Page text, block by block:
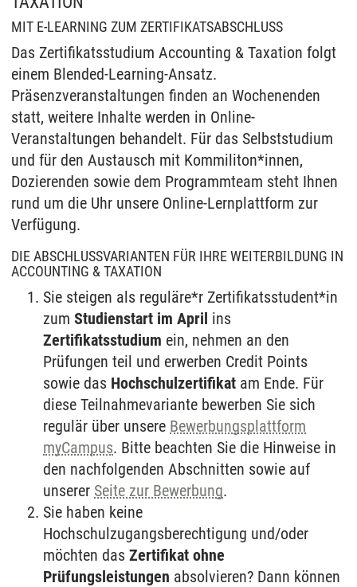
MIT E-LEARNING ZUM ZERTIFIKATSABSCHLUSS
Das Zertifikatsstudium Accounting & Taxation folgt
einem Blended-Learning-Ansatz.
Präsenzveranstaltungen finden an Wochenenden
statt, weitere Inhalte werden in Online-
Veranstaltungen behandelt. Für das Selbststudium
und für den Austausch mit Kommiliton*innen,
Dozierenden sowie dem Programmteam steht Ihnen
rund um die Uhr unsere Online-Lernplattform zur
Verfügung.
DIE ABSCHLUSSVARIANTEN FÜR IHRE WEITERBILDUNG IN
ACCOUNTING & TAXATION
Sie steigen als reguläre*r Zertifikatsstudent*in
zum Studienstart im April ins
Zertifikatsstudium ein, nehmen an den
Prüfungen teil und erwerben Credit Points
sowie das Hochschulzertifikat am Ende. Für
diese Teilnahmevariante bewerben Sie sich
regulär über unsere Bewerbungsplattform
myCampus. Bitte beachten Sie die Hinweise in
den nachfolgenden Abschnitten sowie auf
unserer Seite zur Bewerbung.
Sie haben keine
Hochschulzugangsberechtigung und/oder
möchten das Zertifikat ohne
Prüfungsleistungen absolvieren? Dann können